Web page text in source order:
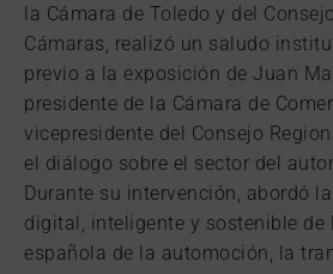
la Cámara de Toledo y del
Cámaras, realizó un saludo
previo a la exposición de Juan
presidente de la Cámara de
vicepresidente del Consejo
el diálogo sobre el sector del
Durante su intervención, abordó
digital, inteligente y sostenible de
española de la automoción, la